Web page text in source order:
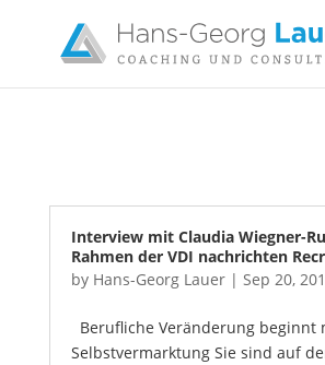
Interview mit Claudia Wiegner-
Rahmen der VDI nachrichten
by Hans-Georg Lauer| Sep 20,
Berufliche Veränderung beginnt
Selbstvermarktung Sie sind auf